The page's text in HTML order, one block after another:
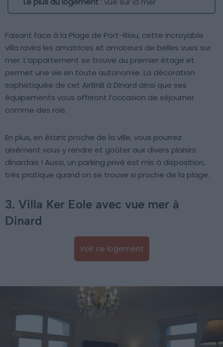
Faisant face à la Plage de Port-Riou, cette incroyable
villa ravira les amatrices et amateurs de belles vues sur
mer. L’appartement se trouve au premier étage et
permet une vie en toute autonomie. La décoration
sophistiquée de cet AirBnB à Dinard ainsi que ses
équipements vous offriront l’occasion de séjourner
comme des rois.
En plus, en étant proche de la ville, vous pourrez
aisément vous y rendre et goûter aux divers plaisirs
dinardais ! Aussi, un parking privé est mis à disposition,
très pratique quand on se trouve si proche de la plage.
3. Villa Ker Eole avec vue mer à
Dinard
Voir ce logement